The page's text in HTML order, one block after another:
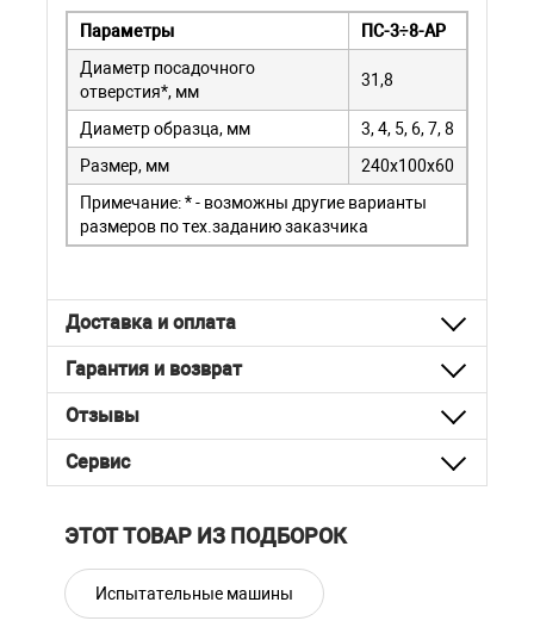
Параметры
ПС-3÷8-АР
Диаметр посадочного
отверстия*, мм
31,8
Диаметр образца, мм
3, 4, 5, 6, 7, 8
Размер, мм
240х100х60
Примечание: * - возможны другие варианты
размеров по тех.заданию заказчика
Доставка и оплата
Гарантия и возврат
Отзывы
Сервис
ЭТОТ ТОВАР ИЗ ПОДБОРОК
Испытательные машины